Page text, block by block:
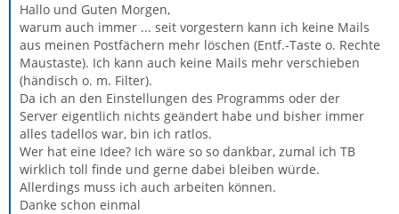
Hallo und Guten Morgen,
warum auch immer ... seit vorgestern kann ich keine Mails
aus meinen Postfächern mehr löschen (Entf.-Taste o. Rechte
Maustaste). Ich kann auch keine Mails mehr verschieben
(händisch o. m. Filter).
Da ich an den Einstellungen des Programms oder der
Server eigentlich nichts geändert habe und bisher immer
alles tadellos war, bin ich ratlos.
Wer hat eine Idee? Ich wäre so so dankbar, zumal ich TB
wirklich toll finde und gerne dabei bleiben würde.
Allerdings muss ich auch arbeiten können.
Danke schon einmal